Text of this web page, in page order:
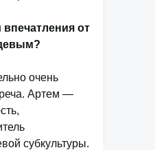
от
очень
Артем —
субкультуры.